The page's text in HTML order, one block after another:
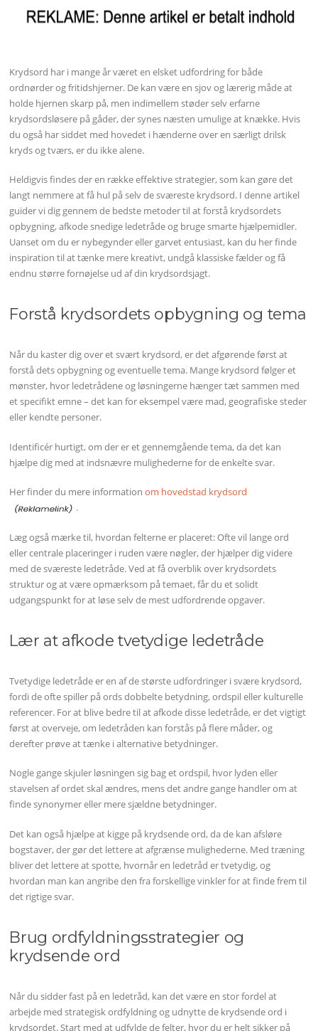
Krydsord har i mange år været en elsket udfordring for både
ordnørder og fritidshjerner. De kan være en sjov og lærerig måde at
holde hjernen skarp på, men indimellem støder selv erfarne
krydsordsløsere på gåder, der synes næsten umulige at knække. Hvis
du også har siddet med hovedet i hænderne over en særligt drilsk
kryds og tværs, er du ikke alene.
Heldigvis findes der en række effektive strategier, som kan gøre det
langt nemmere at få hul på selv de sværeste krydsord. I denne artikel
guider vi dig gennem de bedste metoder til at forstå krydsordets
opbygning, afkode snedige ledetråde og bruge smarte hjælpemidler.
Uanset om du er nybegynder eller garvet entusiast, kan du her finde
inspiration til at tænke mere kreativt, undgå klassiske fælder og få
endnu større fornøjelse ud af din krydsordsjagt.
Forstå krydsordets opbygning og tema
Når du kaster dig over et svært krydsord, er det afgørende først at
forstå dets opbygning og eventuelle tema. Mange krydsord følger et
mønster, hvor ledetrådene og løsningerne hænger tæt sammen med
et specifikt emne – det kan for eksempel være mad, geografiske steder
eller kendte personer.
Identificér hurtigt, om der er et gennemgående tema, da det kan
hjælpe dig med at indsnævre mulighederne for de enkelte svar.
Her finder du mere informationom hovedstad krydsord
.
Læg også mærke til, hvordan felterne er placeret: Ofte vil lange ord
eller centrale placeringer i ruden være nøgler, der hjælper dig videre
med de sværeste ledetråde. Ved at få overblik over krydsordets
struktur og at være opmærksom på temaet, får du et solidt
udgangspunkt for at løse selv de mest udfordrende opgaver.
Lær at afkode tvetydige ledetråde
Tvetydige ledetråde er en af de største udfordringer i svære krydsord,
fordi de ofte spiller på ords dobbelte betydning, ordspil eller kulturelle
referencer. For at blive bedre til at afkode disse ledetråde, er det vigtigt
først at overveje, om ledetråden kan forstås på flere måder, og
derefter prøve at tænke i alternative betydninger.
Nogle gange skjuler løsningen sig bag et ordspil, hvor lyden eller
stavelsen af ordet skal ændres, mens det andre gange handler om at
finde synonymer eller mere sjældne betydninger.
Det kan også hjælpe at kigge på krydsende ord, da de kan afsløre
bogstaver, der gør det lettere at afgrænse mulighederne. Med træning
bliver det lettere at spotte, hvornår en ledetråd er tvetydig, og
hvordan man kan angribe den fra forskellige vinkler for at finde frem til
det rigtige svar.
Brug ordfyldningsstrategier og
krydsende ord
Når du sidder fast på en ledetråd, kan det være en stor fordel at
arbejde med strategisk ordfyldning og udnytte de krydsende ord i
krydsordet. Start med at udfylde de felter, hvor du er helt sikker på